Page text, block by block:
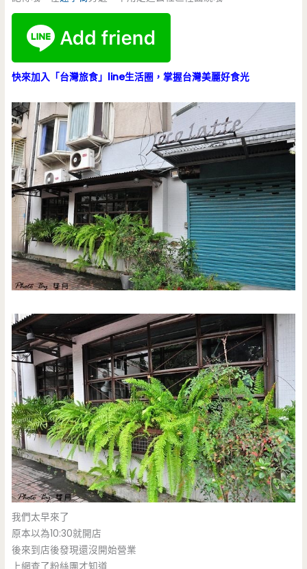
快來加入「台灣旅食」line生活圈，掌握台灣美麗好食光
我們太早來了
原本以為10:30就開店
後來到店後發現還沒開始營業